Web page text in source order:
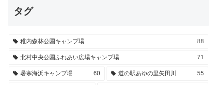
タグ
稚内森林公園キャンプ場 88
北村中央公園ふれあい広場キャンプ場 71
暑寒海浜キャンプ場 60 道の駅あゆの里矢田川 55